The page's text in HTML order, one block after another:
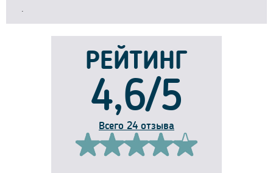
.
РЕЙТИНГ
4,6/5
Всего 24 отзыва